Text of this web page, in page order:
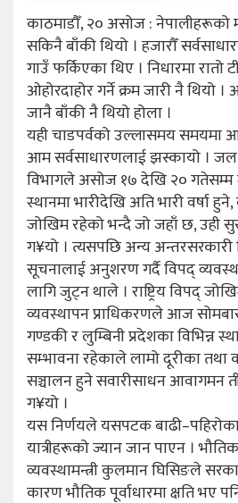
काठमाडौँ, २० असोज :
सकिनै बाँकी थियो । हजारौँ
गाउँ फर्किएका थिए । निधारमा रातो
ओहोरदाहोर गर्ने क्रम जारी नै थियो
जानै बाँकी नै थियो होला ।
यही चाडपर्वको उल्लासमय
आम सर्वसाधारणलाई झस्कायो । जल
विभागले असोज १७ देखि २० गतेसम्म
स्थानमा भारीदेखि अति भारी वर्षा
जोखिम रहेको भन्दै जो जहाँ छ, उही
ग¥यो । त्यसपछि अन्य
सूचनालाई अनुशरण गर्दै विपद्
लागि जुट्न थाले । राष्ट्रिय विपद्
व्यवस्थापन प्राधिकरणले आज
गण्डकी र लुम्बिनी प्रदेशका विभिन्न
सम्भावना रहेकाले लामो दूरीका तथा
सञ्चालन हुने सवारीसाधन आवागमन
ग¥यो ।
यस निर्णयले यसपटक
यात्रीहरूको ज्यान जान पाएन ।
व्यवस्थामन्त्री कुलमान घिसिङले
कारण भौतिक पूर्वाधारमा क्षति भए